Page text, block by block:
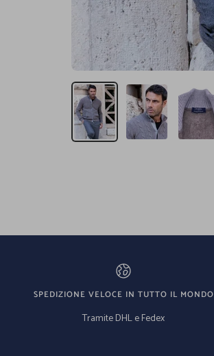
SPEDIZIONE VELOCE IN TUTTO IL MONDO
Tramite DHL e Fedex